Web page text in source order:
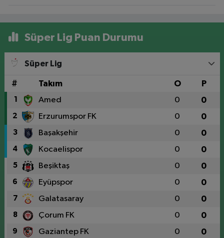
Süper Lig Puan Durumu
Süper Lig
# Takım O P
1 Amed 0 0
2 Erzurumspor FK 0 0
3 Başakşehir 0 0
4 Kocaelispor 0 0
5 Beşiktaş 0 0
6 Eyüpspor 0 0
7 Galatasaray 0 0
8 Çorum FK 0 0
9 Gaziantep FK 0 0